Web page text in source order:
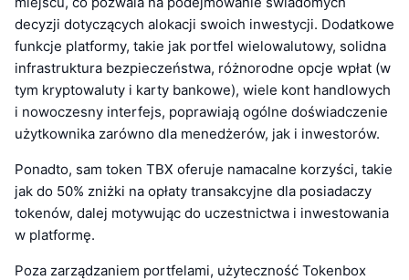
decyzji dotyczących alokacji swoich inwestycji. Dodatkowe
funkcje platformy, takie jak portfel wielowalutowy, solidna
infrastruktura bezpieczeństwa, różnorodne opcje wpłat (w
tym kryptowaluty i karty bankowe), wiele kont handlowych
i nowoczesny interfejs, poprawiają ogólne doświadczenie
użytkownika zarówno dla menedżerów, jak i inwestorów.
Ponadto, sam token TBX oferuje namacalne korzyści, takie
jak do 50% zniżki na opłaty transakcyjne dla posiadaczy
tokenów, dalej motywując do uczestnictwa i inwestowania
w platformę.
Poza zarządzaniem portfelami, użyteczność Tokenbox